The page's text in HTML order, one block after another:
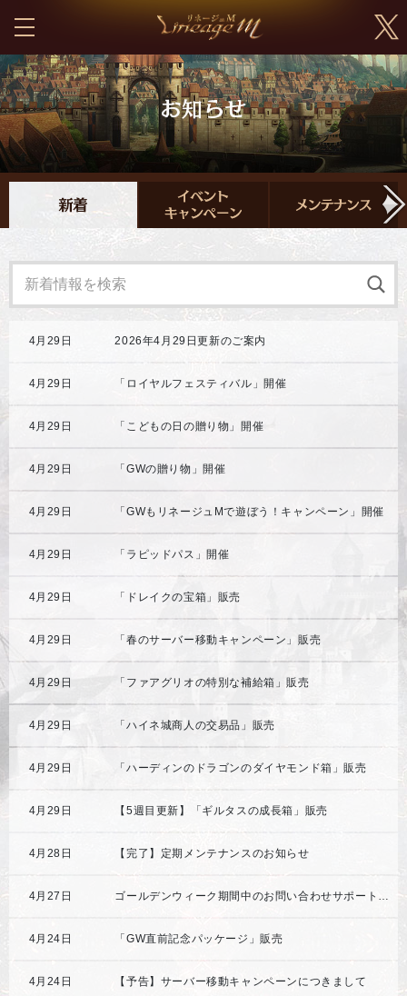
4月29日 2026年4月29日更新のご案内
4月29日 「ロイヤルフェスティバル」開催
4月29日 「こどもの日の贈り物」開催
4月29日 「GWの贈り物」開催
4月29日 「GWもリネージュMで遊ぼう！キャンペーン」開催
4月29日 「ラピッドパス」開催
4月29日 「ドレイクの宝箱」販売
4月29日 「春のサーバー移動キャンペーン」販売
4月29日 「ファアグリオの特別な補給箱」販売
4月29日 「ハイネ城商人の交易品」販売
4月29日 「ハーディンのドラゴンのダイヤモンド箱」販売
4月29日 【5週目更新】「ギルタスの成長箱」販売
4月28日 【完了】定期メンテナンスのお知らせ
4月27日
4月24日 「GW直前記念パッケージ」販売
4月24日 【予告】サーバー移動キャンペーンにつきまして